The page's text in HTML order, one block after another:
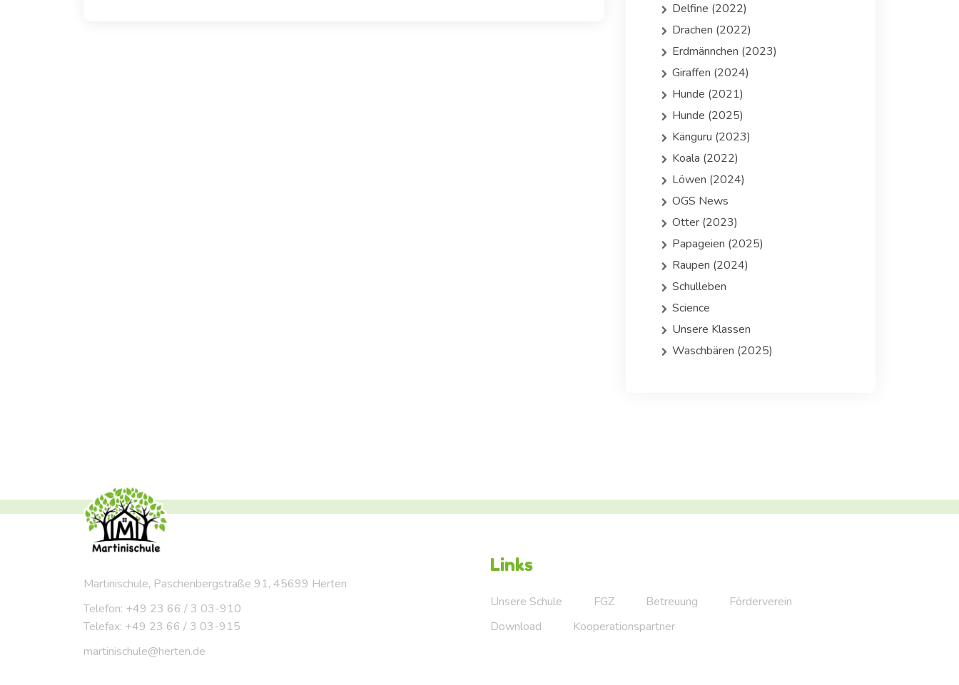
Delfine (2022)
Drachen (2022)
Erdmännchen (2023)
Giraffen (2024)
Hunde (2021)
Hunde (2025)
Känguru (2023)
Koala (2022)
Löwen (2024)
OGS News
Otter (2023)
Papageien (2025)
Raupen (2024)
Schulleben
Science
Unsere Klassen
Waschbären (2025)
Martinischule, Paschenbergstraße 91, 45699 Herten
Telefon: +49 23 66 / 3 03-910
Telefax: +49 23 66 / 3 03-915
martinischule@herten.de
Links
Unsere Schule FGZ Betreuung
Förderverein
Download
Kooperationspartner